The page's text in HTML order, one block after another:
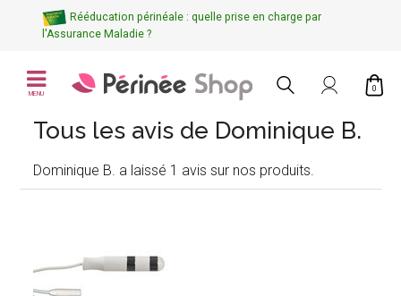
Rééducation périnéale : quelle prise en charge par
l'Assurance Maladie ?
MENU
0
Tous les avis de Dominique B.
Dominique B. a laissé 1 avis sur nos produits.